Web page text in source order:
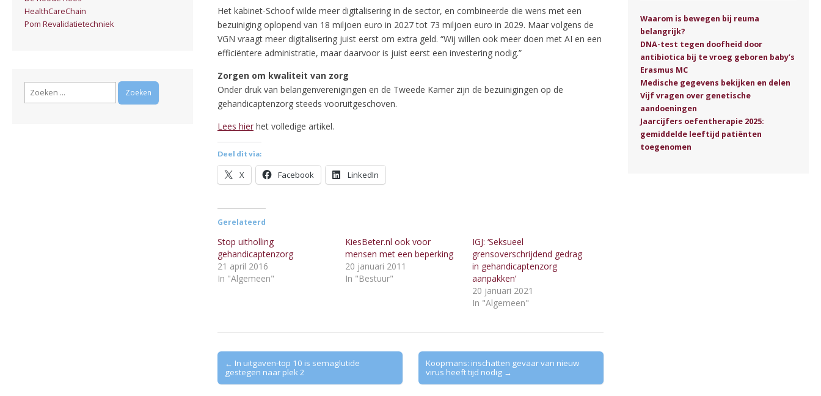
Het kabinet-Schoof wilde meer digitalisering in de sector, en combineerde die wens met een
bezuiniging oplopend van 18 miljoen euro in 2027 tot 73 miljoen euro in 2029. Maar volgens de
VGN vraagt meer digitalisering juist eerst om extra geld. “Wij willen ook meer doen met AI en een
efficiëntere administratie, maar daarvoor is juist eerst een investering nodig.”
Zorgen om kwaliteit van zorg
Onder druk van belangenverenigingen en de Tweede Kamer zijn de bezuinigingen op de
gehandicaptenzorg steeds vooruitgeschoven.
Lees hier het volledige artikel.
Deel dit via:
X Facebook LinkedIn
Gerelateerd
Stop uitholling
gehandicaptenzorg
21 april 2016
In "Algemeen"
KiesBeter.nl ook voor
mensen met een beperking
20 januari 2011
In "Bestuur"
IGJ: ‘Seksueel
grensoverschrijdend gedrag
in gehandicaptenzorg
aanpakken’
20 januari 2021
In "Algemeen"
Post
navigation
← In uitgaven-top 10 is semaglutide
gestegen naar plek 2
Koopmans: inschatten gevaar van nieuw
virus heeft tijd nodig →
HealthCareChain
Pom Revalidatietechniek
Zoeken
Waarom is bewegen bij reuma
belangrijk?
DNA-test tegen doofheid door
antibiotica bij te vroeg geboren baby’s
Erasmus MC
Medische gegevens bekijken en delen
Vijf vragen over genetische
aandoeningen
Jaarcijfers oefentherapie 2025:
gemiddelde leeftijd patiënten
toegenomen